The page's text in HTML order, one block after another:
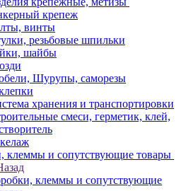
крепеж
винты
резьбовые шпильки
шайбы
Шурупы, саморезы
хранения и транспортировки
смеси, герметик, клей,
клеммы и сопутствующие товары
клеммы и сопутствующие